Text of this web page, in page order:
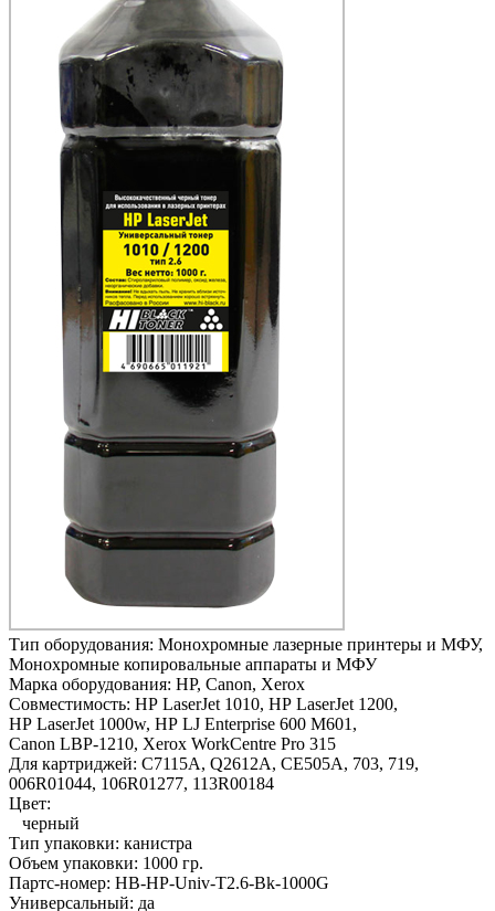
Тип оборудования: Монохромные лазерные принтеры и МФУ,
Монохромные копировальные аппараты и МФУ
Марка оборудования: HP, Canon, Xerox
Совместимость: HP LaserJet 1010, HP LaserJet 1200,
HP LaserJet 1000w, HP LJ Enterprise 600 M601,
Canon LBP-1210, Xerox WorkCentre Pro 315
Для картриджей: C7115A, Q2612A, CE505A, 703, 719,
006R01044, 106R01277, 113R00184
Цвет:
черный
Тип упаковки: канистра
Объем упаковки: 1000 гр.
Партс-номер: HB-HP-Univ-T2.6-Bk-1000G
Универсальный: да